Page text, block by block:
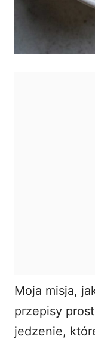
Moja misja,
przepisy
jedzenie,